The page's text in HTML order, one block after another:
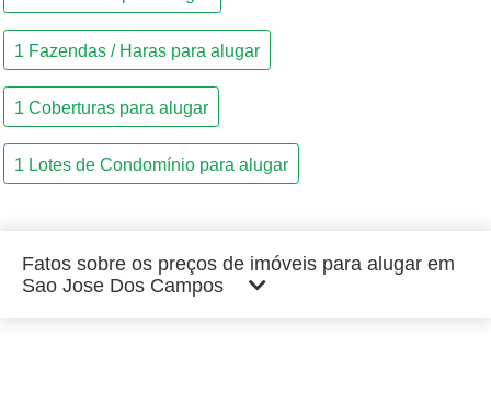
Fatos sobre os preços de imóveis para alugar em
Sao Jose Dos Campos